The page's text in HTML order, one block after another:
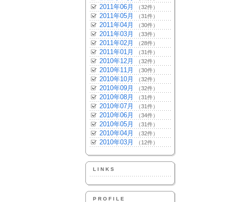
2011年06月 （32件）
2011年05月 （31件）
2011年04月 （30件）
2011年03月 （33件）
2011年02月 （28件）
2011年01月 （31件）
2010年12月 （32件）
2010年11月 （30件）
2010年10月 （32件）
2010年09月 （32件）
2010年08月 （31件）
2010年07月 （31件）
2010年06月 （34件）
2010年05月 （31件）
2010年04月 （32件）
2010年03月 （12件）
LINKS
PROFILE